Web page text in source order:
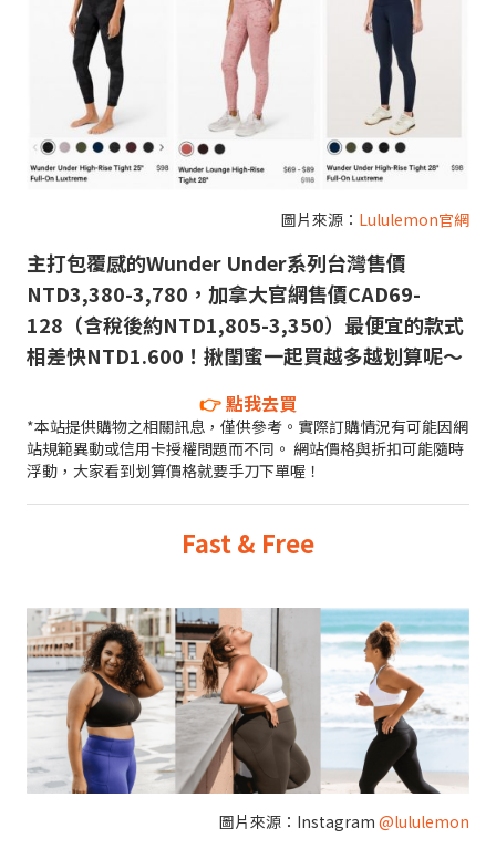
圖片來源： Lululemon官網
主打包覆感的Wunder Under系列台灣售價
NTD3,380-3,780，加拿大官網售價CAD69-
128（含稅後約NTD1,805-3,350）最便宜的款式
相差快NTD1.600！揪閨蜜一起買越多越划算呢～
👉點我去買
*本站提供購物之相關訊息，僅供參考。實際訂購情況有可能因網
站規範異動或信用卡授權問題而不同。 網站價格與折扣可能隨時
浮動，大家看到划算價格就要手刀下單喔！
Fast & Free
圖片來源： Instagram @lululemon